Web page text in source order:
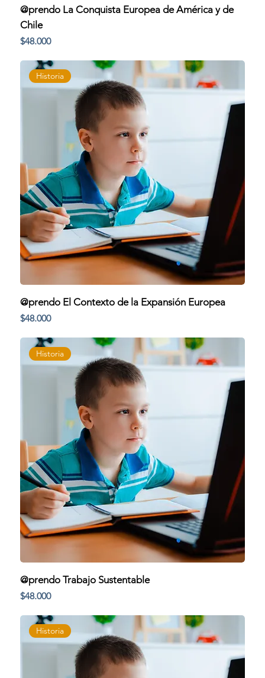
@prendo La Conquista Europea de América y de
Chile
Precio
$48.000
Historia
@prendo El Contexto de la Expansión Europea
Precio
$48.000
Historia
@prendo Trabajo Sustentable
Precio
$48.000
Historia